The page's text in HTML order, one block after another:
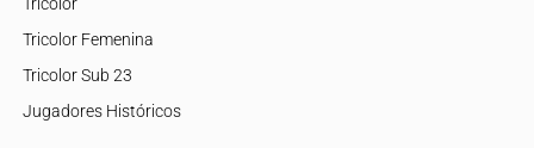
Tricolor Femenina
Tricolor Sub 23
Jugadores Históricos